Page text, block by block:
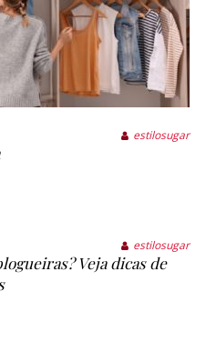
estilosugar
estilosugar
Veja dicas de